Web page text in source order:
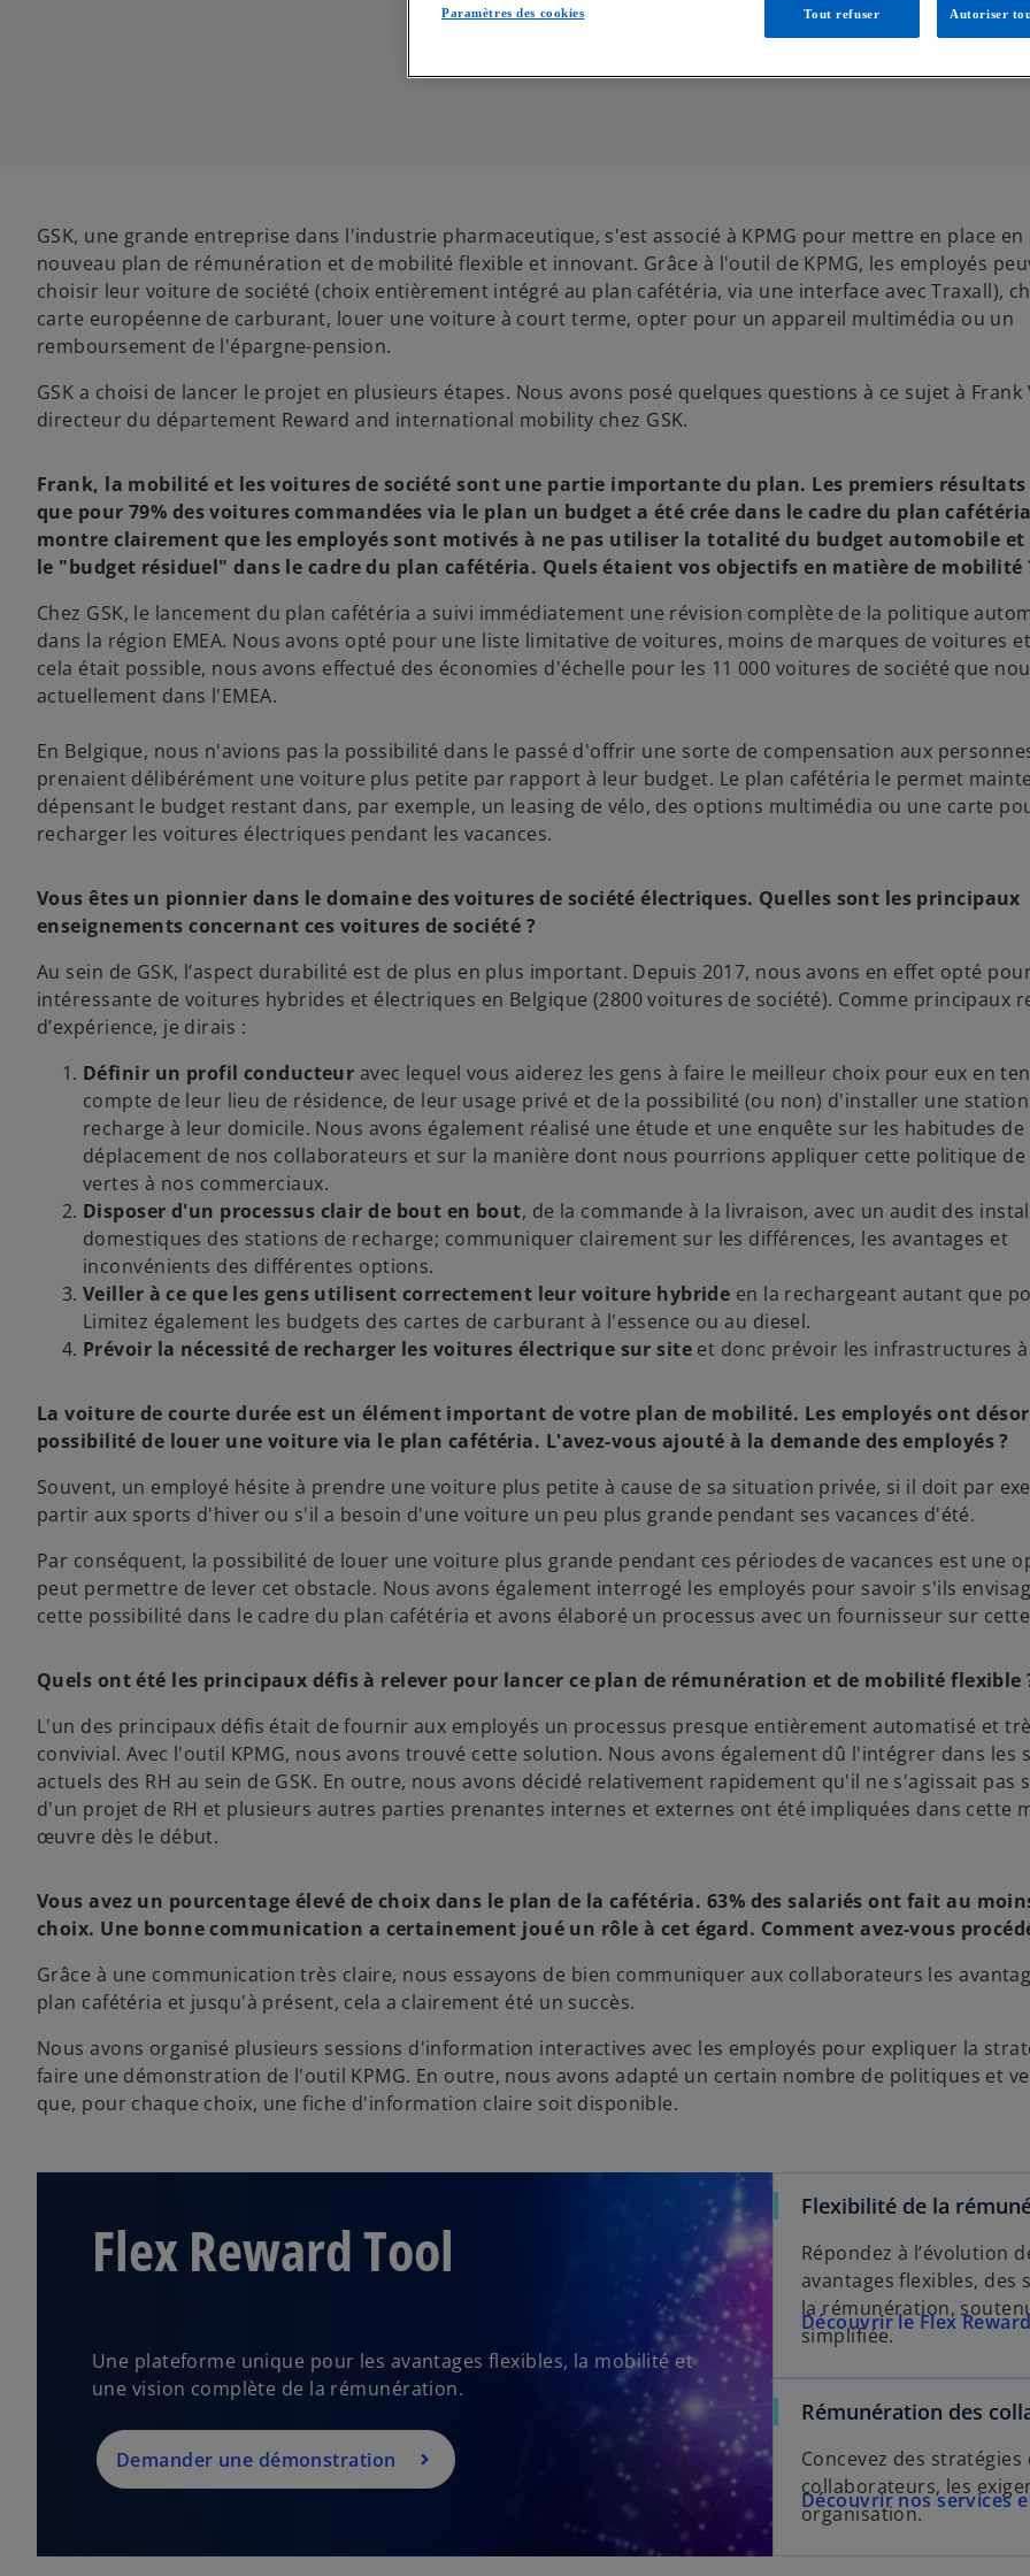
GSK, une grande entreprise dans l'industrie pharmaceutique, s'est associé à KPMG pour mettre en place en
nouveau plan de rémunération et de mobilité flexible et innovant. Grâce à l'outil de KPMG, les employés
choisir leur voiture de société (choix entièrement intégré au plan cafétéria, via une interface avec Traxall),
carte européenne de carburant, louer une voiture à court terme, opter pour un appareil multimédia ou un
remboursement de l'épargne-pension.
GSK a choisi de lancer le projet en plusieurs étapes. Nous avons posé quelques questions à ce sujet à Frank
directeur du département Reward and international mobility chez GSK.
Frank, la mobilité et les voitures de société sont une partie importante du plan. Les premiers
que pour 79% des voitures commandées via le plan un budget a été crée dans le cadre du plan
montre clairement que les employés sont motivés à ne pas utiliser la totalité du budget automobile
le "budget résiduel" dans le cadre du plan cafétéria. Quels étaient vos objectifs en matière de mobilité
Chez GSK, le lancement du plan cafétéria a suivi immédiatement une révision complète de la politique
dans la région EMEA. Nous avons opté pour une liste limitative de voitures, moins de marques de voitures
cela était possible, nous avons effectué des économies d'échelle pour les 11 000 voitures de société que
actuellement dans l'EMEA.
En Belgique, nous n'avions pas la possibilité dans le passé d'offrir une sorte de compensation aux
prenaient délibérément une voiture plus petite par rapport à leur budget. Le plan cafétéria le permet
dépensant le budget restant dans, par exemple, un leasing de vélo, des options multimédia ou une carte
recharger les voitures électriques pendant les vacances.
Vous êtes un pionnier dans le domaine des voitures de société électriques. Quelles sont les principaux
enseignements concernant ces voitures de société ?
Au sein de GSK, l’aspect durabilité est de plus en plus important. Depuis 2017, nous avons en effet opté
intéressante de voitures hybrides et électriques en Belgique (2800 voitures de société). Comme principaux
d’expérience, je dirais :
Définir un profil conducteur avec lequel vous aiderez les gens à faire le meilleur choix pour eux en
compte de leur lieu de résidence, de leur usage privé et de la possibilité (ou non) d'installer une
recharge à leur domicile. Nous avons également réalisé une étude et une enquête sur les habitudes de
déplacement de nos collaborateurs et sur la manière dont nous pourrions appliquer cette politique
vertes à nos commerciaux.
Disposer d'un processus clair de bout en bout, de la commande à la livraison, avec un audit des
domestiques des stations de recharge; communiquer clairement sur les différences, les avantages et
inconvénients des différentes options.
Veiller à ce que les gens utilisent correctement leur voiture hybride en la rechargeant autant que
Limitez également les budgets des cartes de carburant à l'essence ou au diesel.
Prévoir la nécessité de recharger les voitures électrique sur site et donc prévoir les infrastructures
La voiture de courte durée est un élément important de votre plan de mobilité. Les employés ont
possibilité de louer une voiture via le plan cafétéria. L'avez-vous ajouté à la demande des employés ?
Souvent, un employé hésite à prendre une voiture plus petite à cause de sa situation privée, si il doit par
partir aux sports d'hiver ou s'il a besoin d'une voiture un peu plus grande pendant ses vacances d'été.
Par conséquent, la possibilité de louer une voiture plus grande pendant ces périodes de vacances est une
peut permettre de lever cet obstacle. Nous avons également interrogé les employés pour savoir s'ils
cette possibilité dans le cadre du plan cafétéria et avons élaboré un processus avec un fournisseur sur
Quels ont été les principaux défis à relever pour lancer ce plan de rémunération et de mobilité flexible
L'un des principaux défis était de fournir aux employés un processus presque entièrement automatisé et
convivial. Avec l'outil KPMG, nous avons trouvé cette solution. Nous avons également dû l'intégrer dans les
actuels des RH au sein de GSK. En outre, nous avons décidé relativement rapidement qu'il ne s'agissait pas
d'un projet de RH et plusieurs autres parties prenantes internes et externes ont été impliquées dans cette
œuvre dès le début.
Vous avez un pourcentage élevé de choix dans le plan de la cafétéria. 63% des salariés ont fait au
choix. Une bonne communication a certainement joué un rôle à cet égard. Comment avez-vous
Grâce à une communication très claire, nous essayons de bien communiquer aux collaborateurs les
plan cafétéria et jusqu'à présent, cela a clairement été un succès.
Nous avons organisé plusieurs sessions d'information interactives avec les employés pour expliquer la
faire une démonstration de l'outil KPMG. En outre, nous avons adapté un certain nombre de politiques et
que, pour chaque choix, une fiche d'information claire soit disponible.
Flex Reward Tool
Une plateforme unique pour les avantages flexibles, la mobilité et
une vision complète de la rémunération.
Demander une démonstration
Flexibilité de la
Répondez à l’évolution
avantages flexibles,
la rémunération,
simplifiée.
Découvrir le Flex
Rémunération des
Concevez des
collaborateurs, les
organisation.
Découvrir nos services
s
v
Paramètres des cookies Tout refuser Autoriser